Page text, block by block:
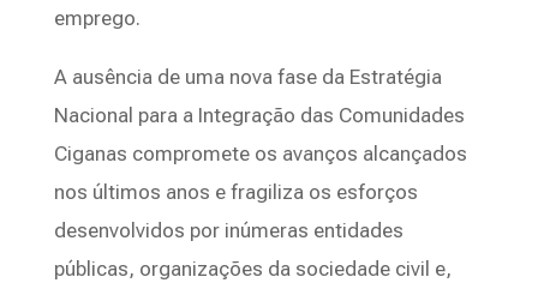
emprego.
A ausência de uma nova fase da Estratégia
Nacional para a Integração das Comunidades
Ciganas compromete os avanços alcançados
nos últimos anos e fragiliza os esforços
desenvolvidos por inúmeras entidades
públicas, organizações da sociedade civil e,